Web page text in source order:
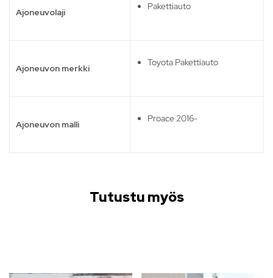
Ajoneuvolaji
Pakettiauto
Ajoneuvon merkki
Toyota Pakettiauto
Ajoneuvon malli
Proace 2016-
Tutustu myös